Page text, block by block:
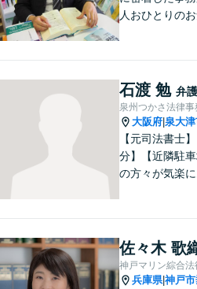
人おひとりの
石渡 勉 弁
泉州つかさ法律事
大阪府 泉大
【元司法書士
分】【近隣駐
の方々が気楽に
かどうかも含め
気軽にご相談く
佐々木 歌
神戸マリン綜合法
兵庫県|神戸